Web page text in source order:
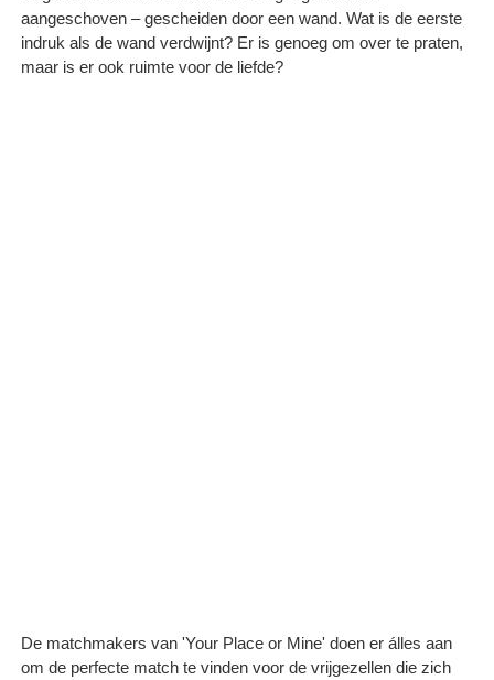
aangeschoven – gescheiden door een wand. Wat is de eerste
indruk als de wand verdwijnt? Er is genoeg om over te praten,
maar is er ook ruimte voor de liefde?
De matchmakers van 'Your Place or Mine' doen er álles aan
om de perfecte match te vinden voor de vrijgezellen die zich